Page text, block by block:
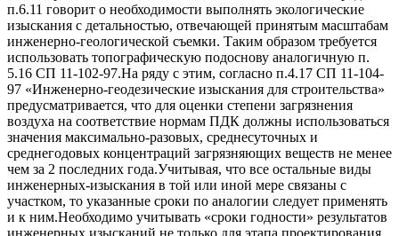
п.6.11 говорит о необходимости выполнять экологические
изыскания с детальностью, отвечающей принятым масштабам
инженерно-геологической съемки. Таким образом требуется
использовать топографическую подоснову аналогичную п.
5.16 СП 11-102-97.На ряду с этим, согласно п.4.17 СП 11-104-
97 «Инженерно-геодезические изыскания для строительства»
предусматривается, что для оценки степени загрязнения
воздуха на соответствие нормам ПДК должны использоваться
значения максимально-разовых, среднесуточных и
среднегодовых концентраций загрязняющих веществ не менее
чем за 2 последних года.Учитывая, что все остальные виды
инженерных-изыскания в той или иной мере связаны с
участком, то указанные сроки по аналогии следует применять
и к ним.Необходимо учитывать «сроки годности» результатов
инженерных изысканий не только для этапа проектирования,